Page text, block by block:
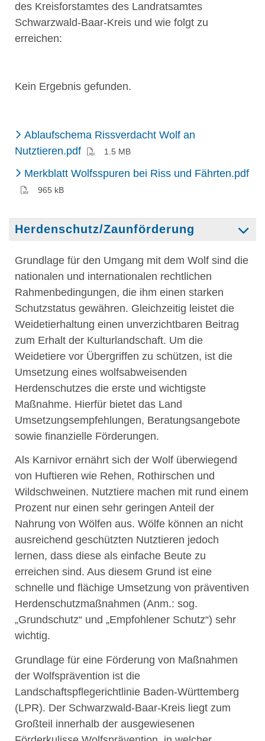
des Kreisforstamtes des Landratsamtes
Schwarzwald-Baar-Kreis und wie folgt zu
erreichen:
Kein Ergebnis gefunden.
Ablaufschema Rissverdacht Wolf an
Nutztieren.pdf(PDF)1.5 MB
Merkblatt Wolfsspuren bei Riss und Fährten.pdf
965 kB
Herdenschutz/Zaunförderung
Grundlage für den Umgang mit dem Wolf sind die
nationalen und internationalen rechtlichen
Rahmenbedingungen, die ihm einen starken
Schutzstatus gewähren. Gleichzeitig leistet die
Weidetierhaltung einen unverzichtbaren Beitrag
zum Erhalt der Kulturlandschaft. Um die
Weidetiere vor Übergriffen zu schützen, ist die
Umsetzung eines wolfsabweisenden
Herdenschutzes die erste und wichtigste
Maßnahme. Hierfür bietet das Land
Umsetzungsempfehlungen, Beratungsangebote
sowie finanzielle Förderungen.
Als Karnivor ernährt sich der Wolf überwiegend
von Huftieren wie Rehen, Rothirschen und
Wildschweinen. Nutztiere machen mit rund einem
Prozent nur einen sehr geringen Anteil der
Nahrung von Wölfen aus. Wölfe können an nicht
ausreichend geschützten Nutztieren jedoch
lernen, dass diese als einfache Beute zu
erreichen sind. Aus diesem Grund ist eine
schnelle und flächige Umsetzung von präventiven
Herdenschutzmaßnahmen (Anm.: sog.
„Grundschutz“ und „Empfohlener Schutz“) sehr
wichtig.
Grundlage für eine Förderung von Maßnahmen
der Wolfsprävention ist die
Landschaftspflegerichtlinie Baden-Württemberg
(LPR). Der Schwarzwald-Baar-Kreis liegt zum
Großteil innerhalb der ausgewiesenen